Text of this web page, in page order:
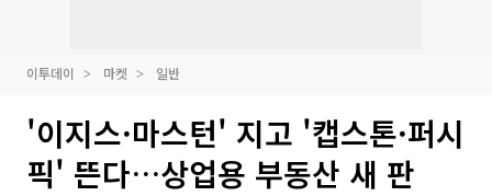
이투데이 마켓 일반
'이지스·마스턴' 지고 '캡스톤·퍼시
픽' 뜬다…상업용 부동산 새 판